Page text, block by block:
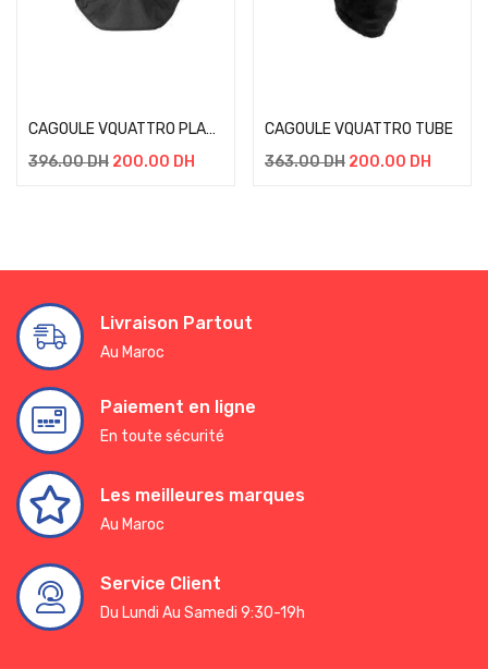
CAGOULE VQUATTRO PLASTRON WDB NOIR
396.00DH 200.00 DH
CAGOULE VQUATTRO TUBE
363.00DH 200.00 DH
Livraison Partout
Au Maroc
Paiement en ligne
En toute sécurité
Les meilleures marques
Au Maroc
Service Client
Du Lundi Au Samedi 9:30-19h